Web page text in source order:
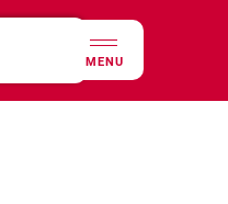
MENU